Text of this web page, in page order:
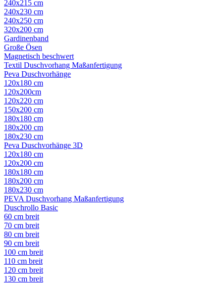
240x215 cm
240x230 cm
240x250 cm
320x200 cm
Gardinenband
Große Ösen
Magnetisch beschwert
Textil Duschvorhang Maßanfertigung
Peva Duschvorhänge
120x180 cm
120x200cm
120x220 cm
150x200 cm
180x180 cm
180x200 cm
180x230 cm
Peva Duschvorhänge 3D
120x180 cm
120x200 cm
180x180 cm
180x200 cm
180x230 cm
PEVA Duschvorhang Maßanfertigung
Duschrollo Basic
60 cm breit
70 cm breit
80 cm breit
90 cm breit
100 cm breit
110 cm breit
120 cm breit
130 cm breit